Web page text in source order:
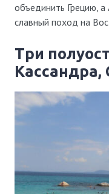
объединить Грецию,
славный поход на
Три полуострова в одном:
Кассандра,